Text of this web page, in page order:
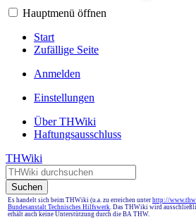
Hauptmenü öffnen
Start
Zufällige Seite
Anmelden
Einstellungen
Über THWiki
Haftungsausschluss
THWiki
Suchen
Es handelt sich beim THWiki (u.a. zu erreichen unter http://
Bundesanstalt Technisches Hilfswerk. Das THWiki wird
erhält auch keine Unterstützung durch die BA THW.